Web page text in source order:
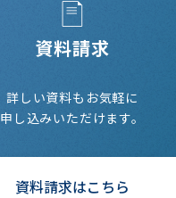
資料請求
詳しい資料もお気軽に
申し込みいただけます。
資料請求はこちら